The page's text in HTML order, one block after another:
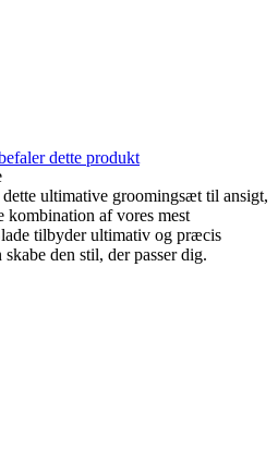
dette produkt
ultimative groomingsæt til ansigt,
af vores mest
tilbyder ultimativ og præcis
den stil, der passer dig.